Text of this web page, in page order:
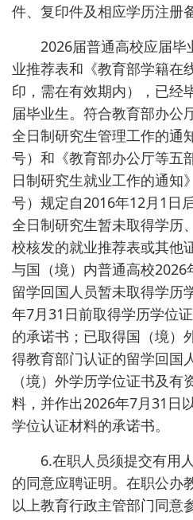
件、复印件及相应学历注册
2026届普通高校应届
业推荐表和《教育部学籍在
印，需在有效期内），已经
届毕业生。符合教育部办公
全日制研究生管理工作的通
号）和《教育部办公厅等五
日制研究生就业工作的通知
号）规定自2016年12月1日
全日制研究生暂未取得学历
校核发的就业推荐表或其他
与国（境）内普通高校
留学回国人员暂未取得学历
年7月31日前取得学历学位
的承诺书；已取得国（境）
得教育部门认证的留学回国
（境）外学历学位证书及
料，并作出2026年7月31日
学位认证材料的承诺书。
6.在职人员须提交有用
的同意应聘证明。在职公办
以上教育行政主管部门同意